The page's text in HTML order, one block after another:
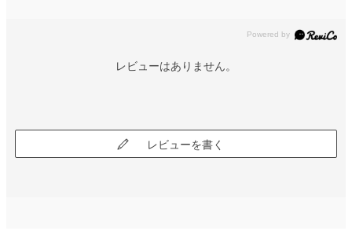
レビューはありません。
レビューを書く